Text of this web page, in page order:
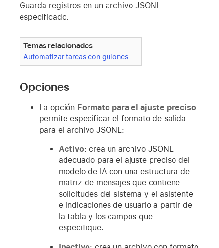
Guarda registros en un archivo JSONL
especificado.
Temas relacionados
Automatizar tareas con guiones
Opciones
La opción Formato para el ajuste preciso
permite especificar el formato de salida
para el archivo JSONL:
Activo: crea un archivo JSONL
adecuado para el ajuste preciso del
modelo de IA con una estructura de
matriz de mensajes que contiene
solicitudes del sistema y el asistente
e indicaciones de usuario a partir de
la tabla y los campos que
especifique.